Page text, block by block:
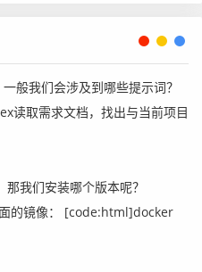
般我们会涉及到哪些提示词？
读取需求文档，找出与当前项目
我们安装哪个版本呢？
的镜像： [code:html]docker